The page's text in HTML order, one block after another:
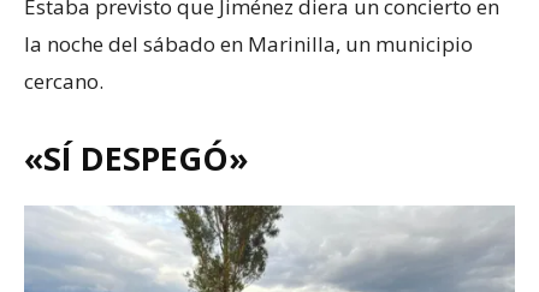
Estaba previsto que Jiménez diera un concierto en
la noche del sábado en Marinilla, un municipio
cercano.
«SÍ DESPEGÓ»